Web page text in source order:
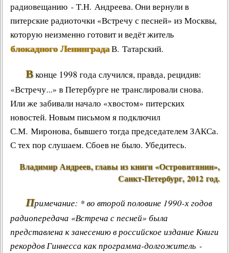
радиовещанию - Т.Н. Андреева. Они вернули в
питерские радиоточки «Встречу с песней» из Москвы,
которую неизменно готовит и ведёт житель
блокадного ЛенинградаВ. Татарский.
Вконце 1998 года случился, правда, рецидив:
«Встречу...» в Петербурге не транслировали снова.
Или же забивали начало «хвостом» питерских
новостей. Новым письмом я подключил
С.М. Миронова, бывшего тогда председателем ЗАКСа.
С тех пор слушаем. Сбоев не было. Убедитесь.
Владимир Андреев, главы из книги «Островитянин»,
Санкт-Петербург, 2012 год.
Примечание: * во второй половине 1990-х годов
радиопередача «Встреча с песней» была
представлена к занесению вроссийское издание Книги
рекордов Гиннесса как программа-долгожитель -